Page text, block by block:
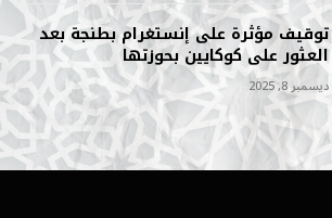
توقيف مؤثرة على إنستغرام بطنجة بعد
العثور على كوكايين بحوزتها
ديسمبر 8, 2025